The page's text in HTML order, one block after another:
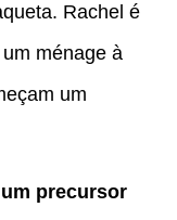
Rachel é
ménage à
um
um precursor